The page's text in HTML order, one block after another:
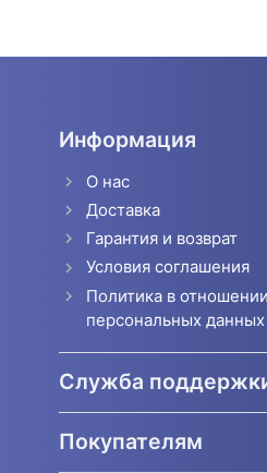
Информация
О нас
Доставка
Гарантия и возврат
Условия соглашения
Политика в
персональных данных
Служба
Покупателям